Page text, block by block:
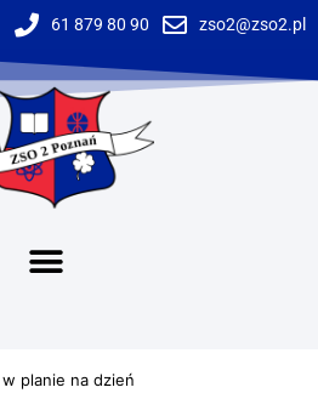
61 879 80 90 zso2@zso2.pl
planie na dzień